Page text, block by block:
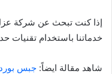
إذا كنت تبحث عن شركة
خدماتنا باستخدام تقنيات
شاهد مقالة ايضاً: جبس